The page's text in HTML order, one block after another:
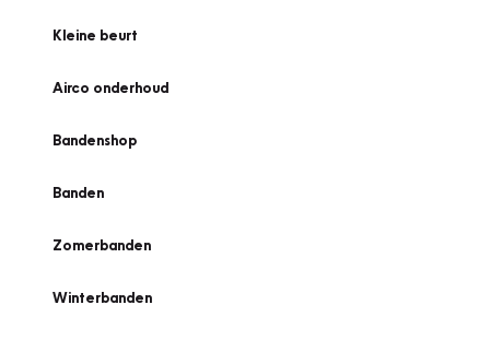
Kleine beurt
Airco onderhoud
Bandenshop
Banden
Zomerbanden
Winterbanden